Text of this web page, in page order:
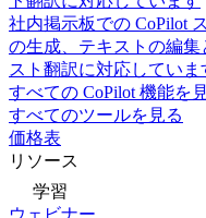
社内掲示板での CoPilot
の生成、テキストの編
スト翻訳に対応していま
すべての CoPilot 機能を
すべてのツールを見る
価格表
リソース
学習
ウェビナー